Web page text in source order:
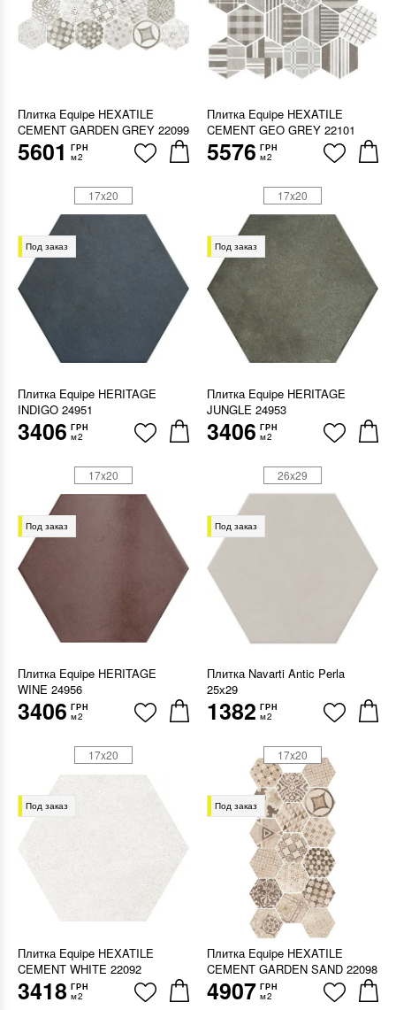
Плитка Equipe HEXATILE
CEMENT GARDEN GREY 22099
5601 ГРН
м2
Плитка Equipe HEXATILE
CEMENT GEO GREY 22101
5576 ГРН
м2
Под заказ
Плитка Equipe HERITAGE
INDIGO 24951
3406 ГРН
м2
17x20
Под заказ
Плитка Equipe HERITAGE
JUNGLE 24953
3406 ГРН
м2
17x20
Под заказ
Плитка Equipe HERITAGE
WINE 24956
3406 ГРН
м2
17x20
Под заказ
Плитка Navarti Antic Perla
25х29
1382 ГРН
м2
26x29
Под заказ
Плитка Equipe HEXATILE
CEMENT WHITE 22092
3418 ГРН
м2
17x20
Под заказ
Плитка Equipe HEXATILE
CEMENT GARDEN SAND 22098
4907 ГРН
м2
17x20